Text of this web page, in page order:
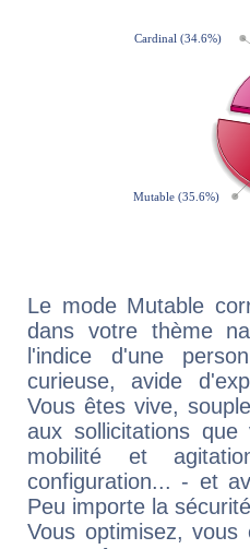
Le mode Mutable
dans votre thème
l'indice d'une
curieuse, avide
Vous êtes vive,
aux sollicitations
mobilité et
configuration... - et
Peu importe la
Vous optimisez, vous